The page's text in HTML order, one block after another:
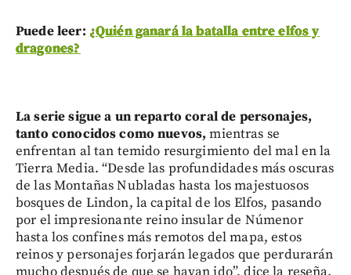
Puede leer: ¿Quién ganará la batalla entre elfos y
dragones?
La serie sigue a un reparto coral de personajes,
tanto conocidos como nuevos, mientras se
enfrentan al tan temido resurgimiento del mal en la
Tierra Media. “Desde las profundidades más oscuras
de las Montañas Nubladas hasta los majestuosos
bosques de Lindon, la capital de los Elfos, pasando
por el impresionante reino insular de Númenor
hasta los confines más remotos del mapa, estos
reinos y personajes forjarán legados que perdurarán
mucho después de que se hayan ido”, dice la reseña.